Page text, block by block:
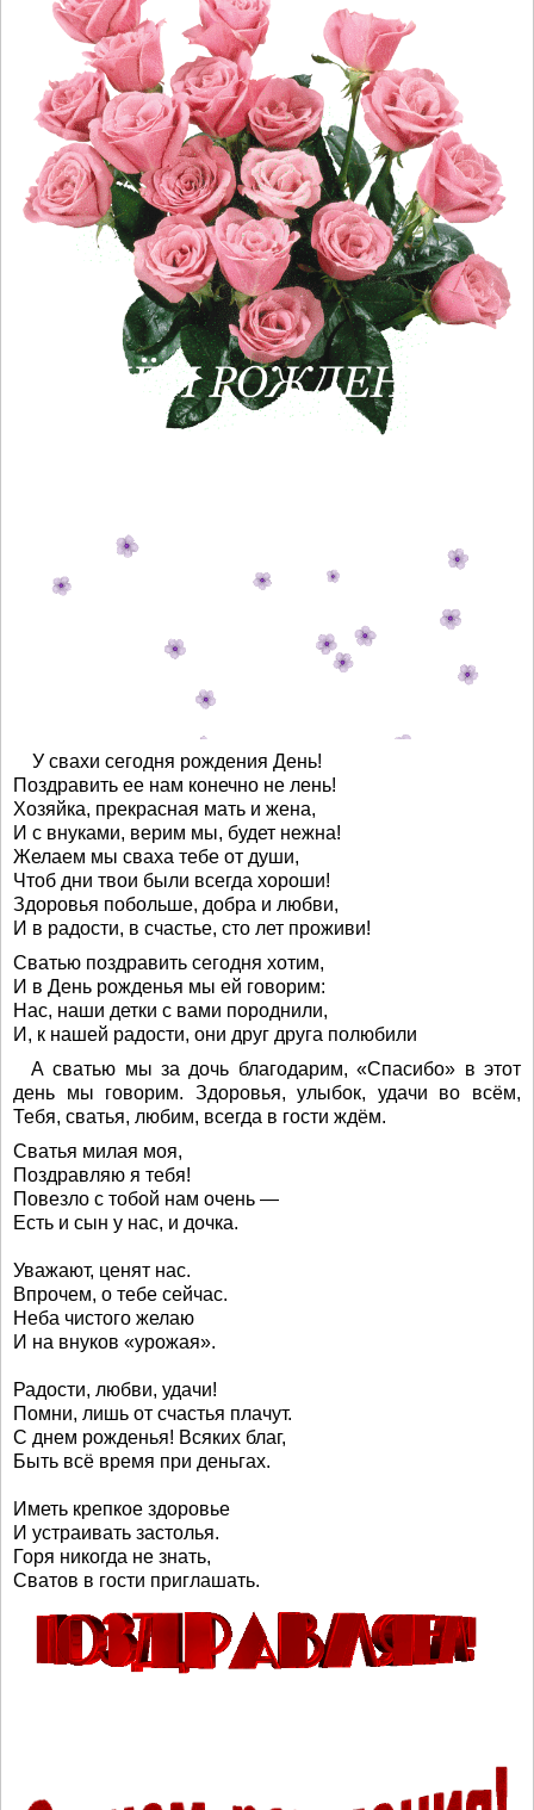
У свахи сегодня рождения День!
Поздравить ее нам конечно не лень!
Хозяйка, прекрасная мать и жена,
И с внуками, верим мы, будет нежна!
Желаем мы сваха тебе от души,
Чтоб дни твои были всегда хороши!
Здоровья побольше, добра и любви,
И в радости, в счастье, сто лет проживи!
Сватью поздравить сегодня хотим,
И в День рожденья мы ей говорим:
Нас, наши детки с вами породнили,
И, к нашей радости, они друг друга полюбили
А сватью мы за дочь благодарим, «Спасибо» в этот
день мы говорим. Здоровья, улыбок, удачи во всём,
Тебя, сватья, любим, всегда в гости ждём.
Сватья милая моя,
Поздравляю я тебя!
Повезло с тобой нам очень —
Есть и сын у нас, и дочка.
Уважают, ценят нас.
Впрочем, о тебе сейчас.
Неба чистого желаю
И на внуков «урожая».
Радости, любви, удачи!
Помни, лишь от счастья плачут.
С днем рожденья! Всяких благ,
Быть всё время при деньгах.
Иметь крепкое здоровье
И устраивать застолья.
Горя никогда не знать,
Сватов в гости приглашать.